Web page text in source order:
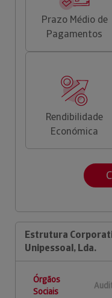
Prazo Médio de
Pagamentos
Rendibilidade
Económica
Estrutura
Unipessoal, Lda.
Órgãos
Sociais